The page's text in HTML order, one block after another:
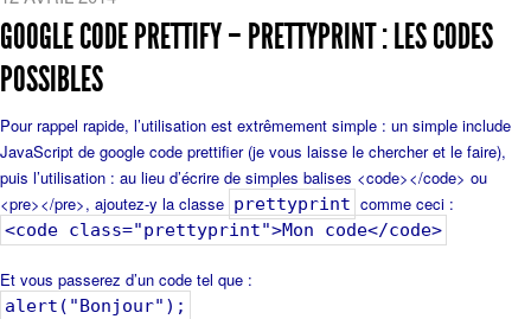
GOOGLE CODE PRETTIFY – PRETTYPRINT : LES CODES
POSSIBLES
Pour rappel rapide, l’utilisation est extrêmement simple : un simple include
JavaScript de google code prettifier (je vous laisse le chercher et le faire),
puis l’utilisation : au lieu d’écrire de simples balises <code></code> ou
<pre></pre>, ajoutez-y la classe prettyprint comme ceci :
<code class="prettyprint">Mon code</code>
Et vous passerez d’un code tel que :
alert("Bonjour");